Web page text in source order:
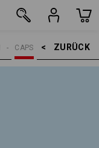
ZURÜCK    >
CAPS